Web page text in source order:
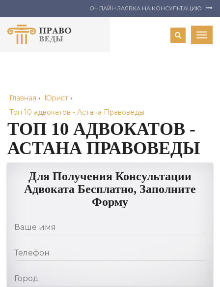
ОНЛАЙН ЗАЯВКА НА КОНСУЛЬТАЦИЮ
Главная › Юрист ›
Топ 10 адвокатов - Астана Правоведы
ТОП 10 АДВОКАТОВ -
АСТАНА ПРАВОВЕДЫ
Для Получения Консультации
Адвоката Бесплатно, Заполните
Форму